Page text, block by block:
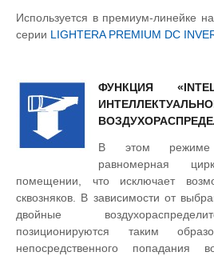
Используется в премиум-линейке
серии LIGHTERA PREMIUM DC
ФУНКЦИЯ
В этом режиме
равномерная
помещении, что исключает
сквозняков. В зависимости от
двойные
позиционируются таким
непосредственного попадания